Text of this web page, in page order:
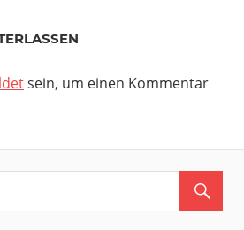
sein, um einen Kommentar